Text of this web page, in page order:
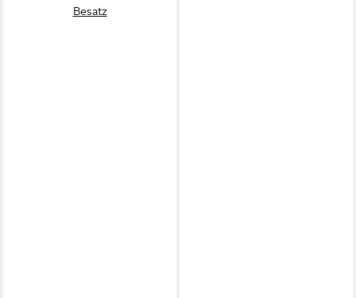
Besatz